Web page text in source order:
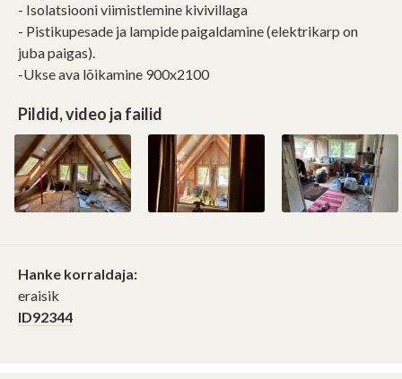
- Isolatsiooni viimistlemine kivivillaga
- Pistikupesade ja lampide paigaldamine (elektrikarp on
juba paigas).
-Ukse ava lõikamine 900x2100
Pildid, video ja failid
Hanke korraldaja:
eraisik
ID92344